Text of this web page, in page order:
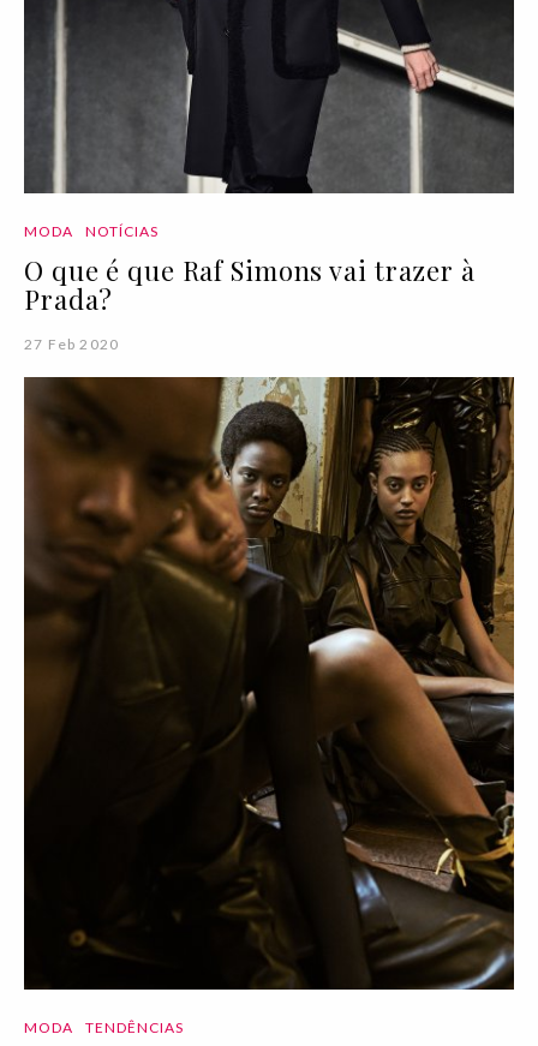
MODA NOTÍCIAS
O que é que Raf Simons vai trazer à
Prada?
27 Feb 2020
MODA TENDÊNCIAS